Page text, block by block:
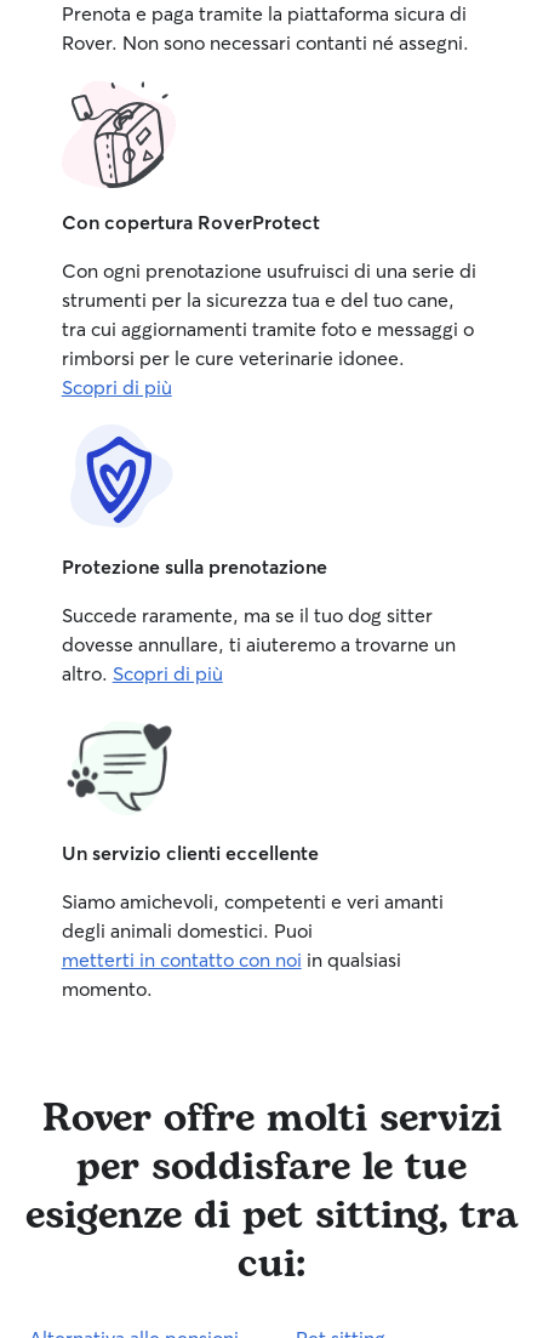
Prenota e paga tramite la piattaforma sicura di
Rover. Non sono necessari contanti né assegni.
Con copertura RoverProtect
Con ogni prenotazione usufruisci di una serie di
strumenti per la sicurezza tua e del tuo cane,
tra cui aggiornamenti tramite foto e messaggi o
rimborsi per le cure veterinarie idonee.
Scopri di più
Protezione sulla prenotazione
Succede raramente, ma se il tuo dog sitter
dovesse annullare, ti aiuteremo a trovarne un
altro. Scopri di più
Un servizio clienti eccellente
Siamo amichevoli, competenti e veri amanti
degli animali domestici. Puoi
metterti in contatto con noi in qualsiasi
momento.
Rover offre molti servizi
per soddisfare le tue
esigenze di pet sitting, tra
cui: